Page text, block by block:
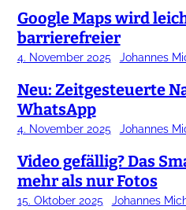
Google Maps wird
barrierefreier
4. November 2025 Johannes
Neu: Zeitgesteuerte
WhatsApp
4. November 2025 Johannes
Video gefällig? Das
mehr als nur Fotos
15. Oktober 2025 Johannes